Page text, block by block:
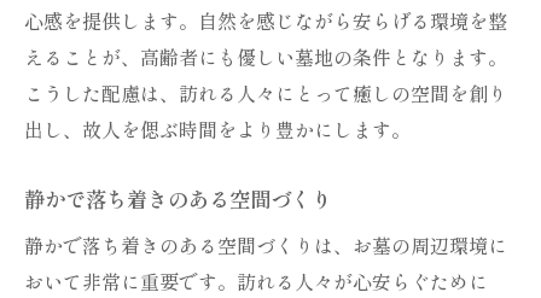
心感を提供します。自然を感じながら安らげる環境を整
えることが、高齢者にも優しい墓地の条件となります。
こうした配慮は、訪れる人々にとって癒しの空間を創り
出し、故人を偲ぶ時間をより豊かにします。
静かで落ち着きのある空間づくり
静かで落ち着きのある空間づくりは、お墓の周辺環境に
おいて非常に重要です。訪れる人々が心安らぐために